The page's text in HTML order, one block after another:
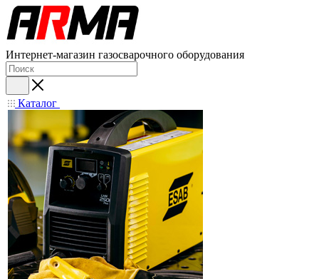
Интернет-магазин газосварочного оборудования
Каталог